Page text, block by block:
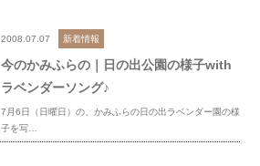
2008.07.07 新着情報
今のかみふらの｜日の出公園の様子with
ラベンダーソング♪
7月6日（日曜日）の、かみふらの日の出ラベンダー園の様
子を写…